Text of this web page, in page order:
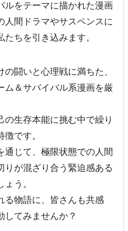
ルをテーマに描かれた漫画
人間ドラマやサスペンスに
ちを引き込みます。
闘いと心理戦に満ちた、
ム＆サバイバル系漫画を厳
の生存本能に挑む中で繰り
です。
通じて、極限状態での人間
りが混ざり合う緊迫感ある
う。
る物語に、皆さんも共感
してみませんか？